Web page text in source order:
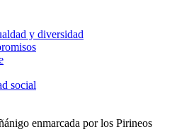
y diversidad
social